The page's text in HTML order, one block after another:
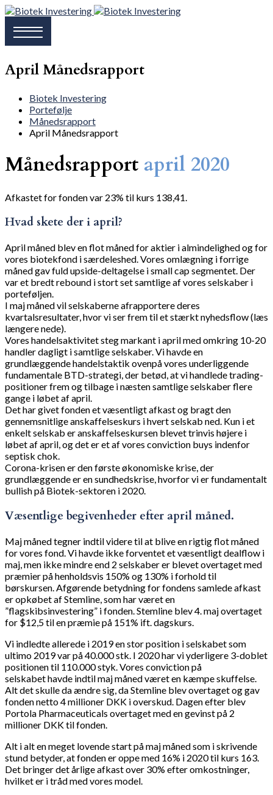
April Månedsrapport
Biotek Investering
Portefølje
Månedsrapport
April Månedsrapport
Månedsrapport april 2020
Afkastet for fonden var 23% til kurs 138,41.
Hvad skete der i april?
April måned blev en flot måned for aktier i almindelighed og for
vores biotekfond i særdeleshed. Vores omlægning i forrige
måned gav fuld upside-deltagelse i small cap segmentet. Der
var et bredt rebound i stort set samtlige af vores selskaber i
porteføljen.
I maj måned vil selskaberne afrapportere deres
kvartalsresultater, hvor vi ser frem til et stærkt nyhedsflow (læs
længere nede).
Vores handelsaktivitet steg markant i april med omkring 10-20
handler dagligt i samtlige selskaber. Vi havde en
grundlæggende handelstaktik ovenpå vores underliggende
fundamentale BTD-strategi, der betød, at vi handlede trading-
positioner frem og tilbage i næsten samtlige selskaber flere
gange i løbet af april.
Det har givet fonden et væsentligt afkast og bragt den
gennemsnitlige anskaffelseskurs i hvert selskab ned. Kun i et
enkelt selskab er anskaffelseskursen blevet trinvis højere i
løbet af april, og det er et af vores conviction buys indenfor
septisk chok.
Corona-krisen er den første økonomiske krise, der
grundlæggende er en sundhedskrise, hvorfor vi er fundamentalt
bullish på Biotek-sektoren i 2020.
Væsentlige begivenheder efter april måned.
Maj måned tegner indtil videre til at blive en rigtig flot måned
for vores fond. Vi havde ikke forventet et væsentligt dealflow i
maj, men ikke mindre end 2 selskaber er blevet overtaget med
præmier på henholdsvis 150% og 130% i forhold til
børskursen. Afgørende betydning for fondens samlede afkast
er opkøbet af Stemline, som har været en
”flagskibsinvestering” i fonden. Stemline blev 4. maj overtaget
for $12,5 til en præmie på 151% ift. dagskurs.
Vi indledte allerede i 2019 en stor position i selskabet som
ultimo 2019 var på 40.000 stk. I 2020 har vi yderligere 3-doblet
positionen til 110.000 styk. Vores conviction på
selskabet havde indtil maj måned været en kæmpe skuffelse.
Alt det skulle da ændre sig, da Stemline blev overtaget og gav
fonden netto 4 millioner DKK i overskud. Dagen efter blev
Portola Pharmaceuticals overtaget med en gevinst på 2
millioner DKK til fonden.
Alt i alt en meget lovende start på maj måned som i skrivende
stund betyder, at fonden er oppe med 16% i 2020 til kurs 163.
Det bringer det årlige afkast over 30% efter omkostninger,
hvilket er i tråd med vores model.